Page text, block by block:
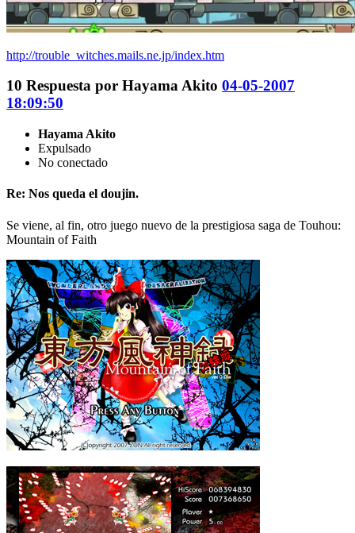
http://trouble_witches.mails.ne.jp/index.htm
10 Respuesta por Hayama Akito 04-05-2007
18:09:50
Hayama Akito
Expulsado
No conectado
Re: Nos queda el doujin.
Se viene, al fin, otro juego nuevo de la prestigiosa saga de Touhou:
Mountain of Faith